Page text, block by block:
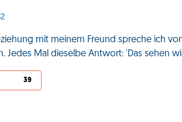
mit meinem Freund spreche ich
Jedes Mal dieselbe Antwort: 'Das sehen
39